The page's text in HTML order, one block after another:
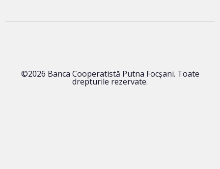
©2026 Banca Cooperatistă Putna Focșani. Toate
drepturile rezervate.